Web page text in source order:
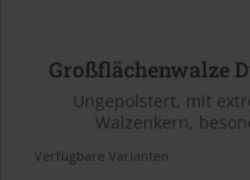
Großflächenwalze
Ungepolstert, mit
Walzenkern,
Verfügbare Varianten